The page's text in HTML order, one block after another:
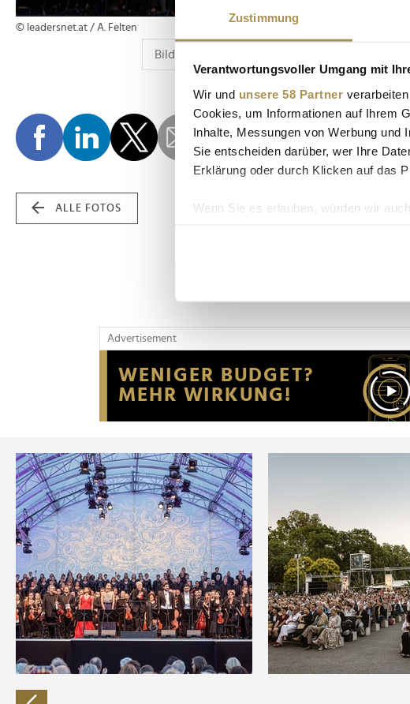
Zustimmung
Verantwortungsvoller Umgang mit
Wir und unsere 58 Partner
Cookies, um Informationen auf Ihrem
Inhalte, Messungen von Werbung und
Sie entscheiden darüber, wer Ihre
Erklärung oder durch Klicken auf das
Wenn Sie es erlauben, würden wir
Erfahren Sie mehr darüber, wie Ihre
Wir verwenden Cookies, um Inhalte
Website an unsere Partner für soziale
möglicherweise mit weiteren Daten
der Dienste gesammelt haben.
© leadersnet.at / A. Felten
ALLE FOTOS
Advertisement